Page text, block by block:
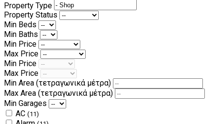
Property Type
Property Status
Min Beds
Min Baths
Min Price
Max Price
Min Price
Max Price
Min Area (τετραγωνικά μέτρα)
Max Area (τετραγωνικά μέτρα)
Min Garages
AC (11)